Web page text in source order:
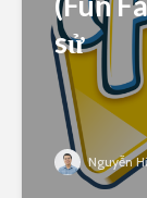
sử
Nguyễn